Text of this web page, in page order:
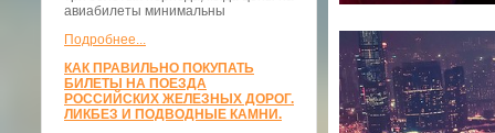
авиабилеты минимальны
Подробнее...
КАК ПРАВИЛЬНО ПОКУПАТЬ
БИЛЕТЫ НА ПОЕЗДА
РОССИЙСКИХ ЖЕЛЕЗНЫХ ДОРОГ.
ЛИКБЕЗ И ПОДВОДНЫЕ КАМНИ.